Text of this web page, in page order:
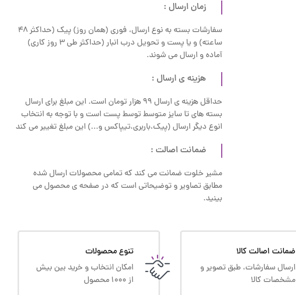
زمان ارسال :
سفارشات بسته به نوع ارسال، فوری (همان روز) پیک (حداکثر 48
ساعته) و یا پست و تحویل درب انبار (حداکثر طی 3 روز کاری)
آماده و ارسال می شوند.
هزینه ی ارسال :
حداقل هزینه ی ارسال 99 هزار تومان است. این مبلغ برای ارسال
بسته های تا سایز متوسط توسط پست است و با توجه به انتخاب
انوع دیگر ارسال (پیک،باربری،تیپاکس و...) این مبلغ تغییر می کند
ضمانت اصالت :
مشیر خلوت ضمانت می کند که تمامی محصولات ارسال شده
مطابق تصاویر و توضیحاتی است که در صفحه ی محصول می
بینید.
ضمانت اصالت کالا
ارسال سفارشات، طبق تصویر و
مشخصات کالا
تنوع محصولات
امکان انتخاب و خرید بین بیش
از 1000 محصول